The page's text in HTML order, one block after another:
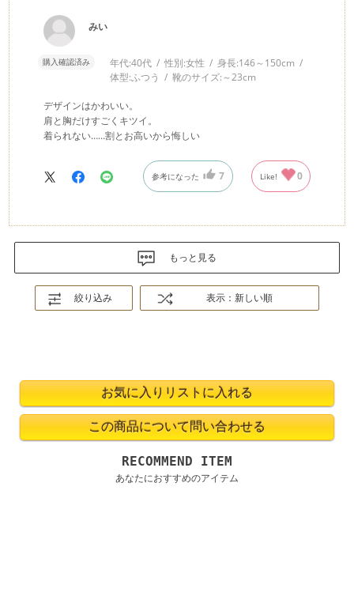
みい
購入確認済み 年代:40代 性別:女性 身長:146～150cm
体型:ふつう 靴のサイズ:～23cm
デザインはかわいい。
肩と胸だけすごくキツイ。
着られない……割とお高いから悔しい
参考になった 7 Like! 0
もっと見る
絞り込み 表示：新しい順
RECOMMEND ITEM
あなたにおすすめのアイテム